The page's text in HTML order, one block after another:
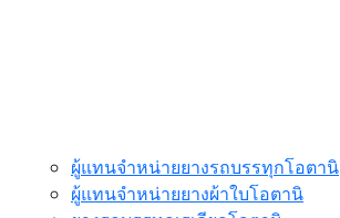
ผู้แทนจำหน่ายยางรถบรรทุกโอตานิ
ผู้แทนจำหน่ายยางผ้าใบโอตานิ